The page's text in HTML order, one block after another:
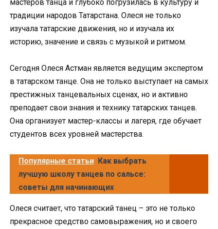
мастеров танца и глубоко погрузилась в культуру и
традиции народов Татарстана. Олеся не только
изучала татарские движения, но и изучала их
историю, значение и связь с музыкой и ритмом.
Сегодня Олеся Астман является ведущим экспертом
в татарском танце. Она не только выступает на самых
престижных танцевальных сценах, но и активно
преподает свои знания и технику татарских танцев.
Она организует мастер-классы и лагеря, где обучает
студентов всех уровней мастерства.
Популярные статьи Как выбрать
лучшую школу танцев по сальсе:
советы для начинающих
Олеся считает, что татарский танец – это не только
прекрасное средство самовыражения, но и своего